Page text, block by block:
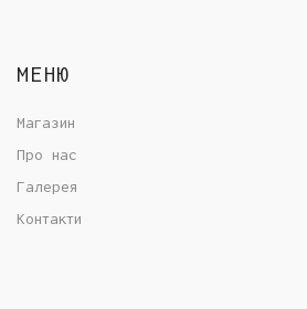
МЕНЮ
Магазин
Про нас
Галерея
Контакти